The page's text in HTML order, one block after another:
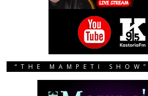
“THE MAMPETI